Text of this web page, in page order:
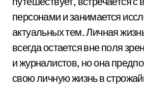
персонами и занимается
актуальных тем. Личная
всегда остается вне поля
и журналистов, но она
свою личную жизнь в